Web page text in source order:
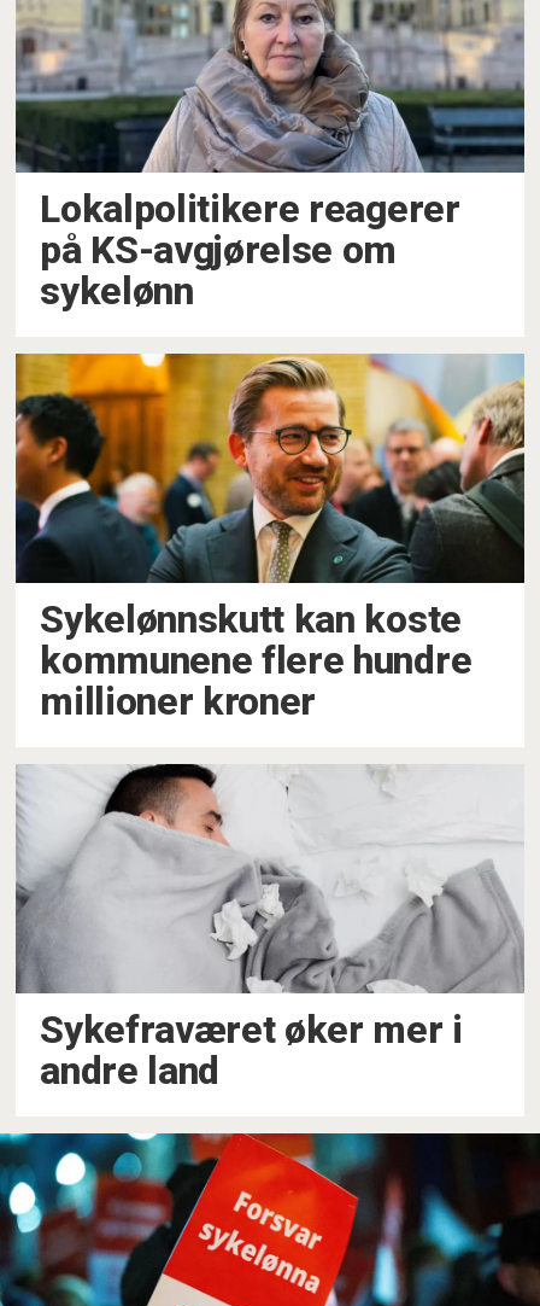
Lokalpolitikere reagerer
på KS-avgjørelse om
sykelønn
Sykelønnskutt kan koste
kommunene flere hundre
millioner kroner
Sykefraværet øker mer i
andre land